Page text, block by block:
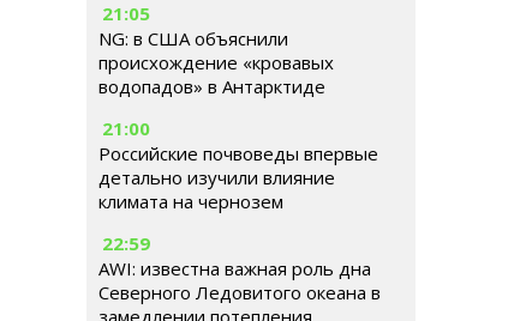
21:05
NG: в США объяснили
происхождение «кровавых
водопадов» в Антарктиде
21:00
Российские почвоведы впервые
детально изучили влияние
климата на чернозем
22:59
AWI: известна важная роль дна
Северного Ледовитого океана в
замедлении потепления